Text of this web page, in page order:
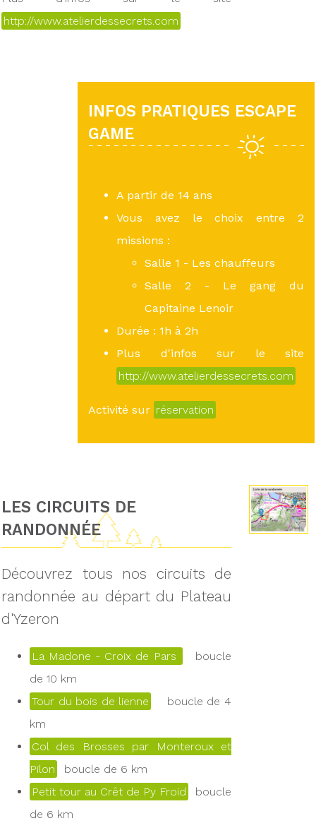
http://www.atelierdessecrets.com
INFOS PRATIQUES ESCAPE
GAME
A partir de 14 ans
Vous avez le choix entre 2
missions :
Salle 1 - Les chauffeurs
Salle 2 - Le gang du
Capitaine Lenoir
Durée : 1h à 2h
Plus d'infos sur le site
http://www.atelierdessecrets.com
Activité sur réservation
LES CIRCUITS DE
RANDONNÉE
Découvrez tous nos circuits de
randonnée au départ du Plateau
d'Yzeron
La Madone - Croix de Pars
boucle
de 10 km
Tour du bois de lienne
boucle de 4
km
Col des Brosses par Monteroux et
Pilon
boucle de 6 km
Petit tour au Crêt de Py Froid
boucle
de 6 km